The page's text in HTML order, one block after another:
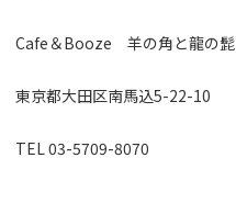
Cafe＆Booze 羊の角と龍の髭
東京都大田区南馬込5-22-10
TEL 03-5709-8070